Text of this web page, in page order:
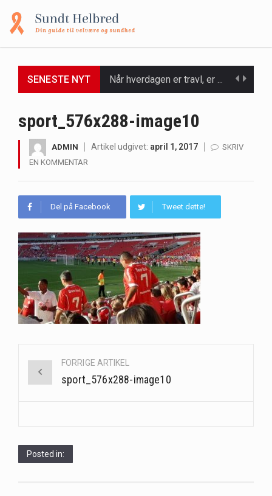
SENESTE NYT
Padel er en sport, der er blevet stadig mere populær over hele verden på grund…
sport_576x288-image10
ADMIN Artikel udgivet: april 1, 2017
SKRIV
EN KOMMENTAR
Del på Facebook Tweet dette!
navigationFORRIGE ARTIKEL
sport_576x288-image10
Posted in: